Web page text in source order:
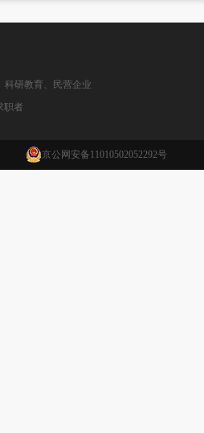
科研教育 、
民营企业
职者
京公网安备11010502052292号